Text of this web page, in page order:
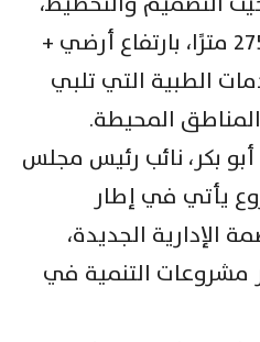
إذ يقام على مساحة 2750 مترًا، بارتفاع أرضي +
الطبية التي تلبي
بكر، نائب رئيس مجلس
يأتي في إطار
الإدارية الجديدة،
مشروعات التنمية في